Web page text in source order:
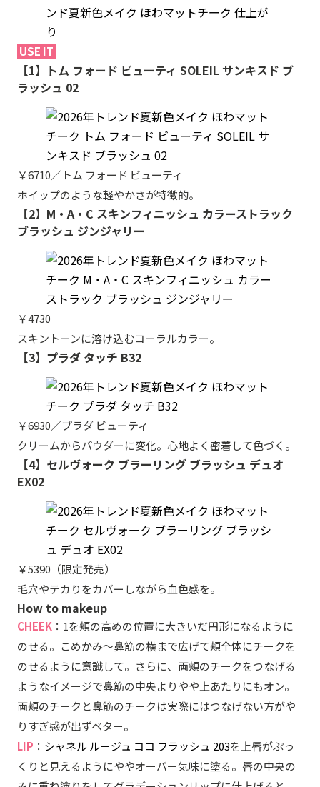
USE IT
【1】トム フォード ビューティ SOLEIL サンキスド ブ
ラッシュ 02
￥6710／トム フォード ビューティ
ホイップのような軽やかさが特徴的。
【2】M・A・C スキンフィニッシュ カラーストラック
ブラッシュ ジンジャリー
￥4730
スキントーンに溶け込むコーラルカラー。
【3】プラダ タッチ B32
￥6930／プラダ ビューティ
クリームからパウダーに変化。心地よく密着して色づく。
【4】セルヴォーク ブラーリング ブラッシュ デュオ
EX02
￥5390（限定発売）
毛穴やテカりをカバーしながら血色感を。
How to makeup
CHEEK ：1を頬の高めの位置に大きいだ円形になるように
のせる。こめかみ〜鼻筋の横まで広げて頬全体にチークを
のせるように意識して。さらに、両頬のチークをつなげる
ようなイメージで鼻筋の中央よりやや上あたりにもオン。
両頬のチークと鼻筋のチークは実際にはつなげない方がや
りすぎ感が出ずベター。
LIP ： シャネル ルージュ ココ フラッシュ 203を上唇がぷっ
くりと見えるようにややオーバー気味に塗る。唇の中央の